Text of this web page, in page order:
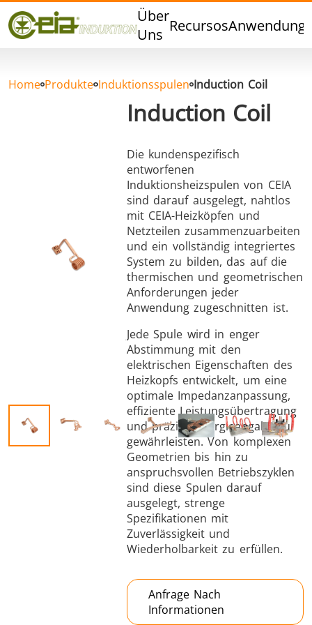
Über
Uns Recursos
Qualität
Veranstaltungen
Weichlöten
Aluminumlöten Verschlussversiegelung
Schrumpfverbindung
Generatoren
Home Produkte Induktionsspulen Induction Coil
Induction Coil
Die kundenspezifisch
entworfenen
Induktionsheizspulen von CEIA
sind darauf ausgelegt, nahtlos
mit CEIA-Heizköpfen und
Netzteilen zusammenzuarbeiten
und ein vollständig integriertes
System zu bilden, das auf die
thermischen und geometrischen
Anforderungen jeder
Anwendung zugeschnitten ist.
Jede Spule wird in enger
Abstimmung mit den
elektrischen Eigenschaften des
Heizkopfs entwickelt, um eine
optimale Impedanzanpassung,
effiziente Leistungsübertragung
und präzise Energieabgabe zu
gewährleisten. Von komplexen
Geometrien bis hin zu
anspruchsvollen Betriebszyklen
sind diese Spulen darauf
ausgelegt, strenge
Spezifikationen mit
Zuverlässigkeit und
Wiederholbarkeit zu erfüllen.
Anfrage Nach
Informationen